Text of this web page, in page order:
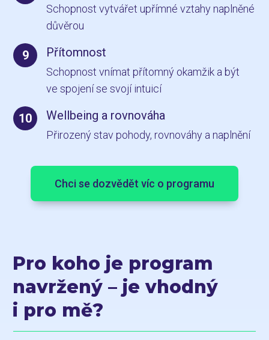
Schopnost vytvářet upřímné vztahy naplněné
důvěrou
9 Přítomnost
Schopnost vnímat přítomný okamžik a být
ve spojení se svojí intuicí
10 Wellbeing a rovnováha
Přirozený stav pohody, rovnováhy a naplnění
Chci se dozvědět víc o programu
Pro koho je program
navržený – je vhodný
i pro mě?